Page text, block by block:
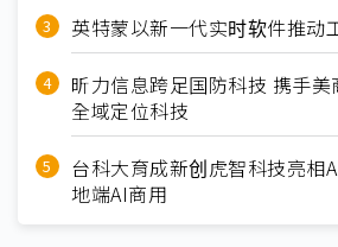
英特蒙以新一代实时软件推动
昕力信息跨足国防科技 携手
全域定位科技
台科大育成新创虎智科技亮相
地端AI商用